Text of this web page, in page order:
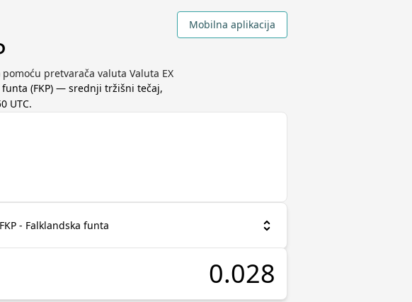
Mobilna aplikacija
pretvarača valuta Valuta EX
funta (FKP) — srednji tržišni tečaj,
UTC.
FKP - Falklandska funta